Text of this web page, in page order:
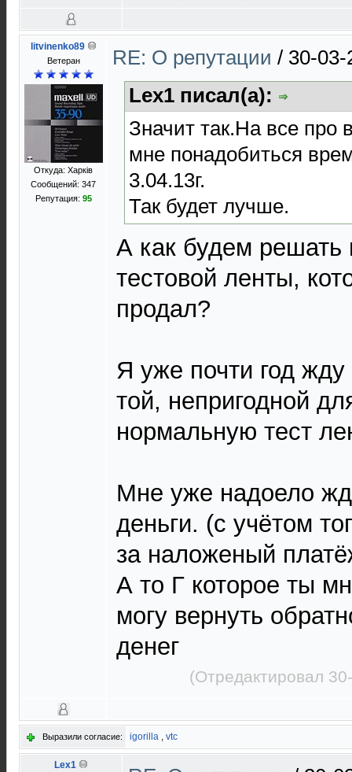
litvinenko89
Ветеран
Откуда: Харків
Сообщений: 347
Репутация: 95
RE: О репутации / 30-03-
Lex1 писал(а):
Значит так.На все про
мне понадобиться
3.04.13г.
Так будет лучше.
А как будем решать
тестовой ленты,
продал?
Я уже почти год
той, непригодной
нормальную тест
Мне уже надоело
деньги. (с учётом
за наложеный
А то Г которое ты
могу вернуть
денег
(Отредактировал
Выразили согласие: igorilla , vtc
Lex1